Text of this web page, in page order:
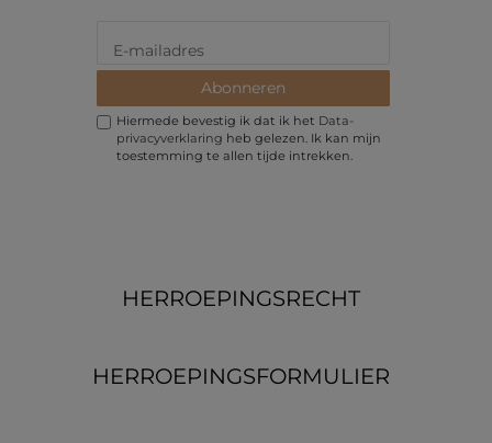
Abonneren
Hiermede bevestig ik dat ik het Data­
privacy­verklaring heb gelezen. Ik kan mijn
toestemming te allen tijde intrekken.
HERROEPINGS­RECHT
HERROEPINGS­FORMULIER